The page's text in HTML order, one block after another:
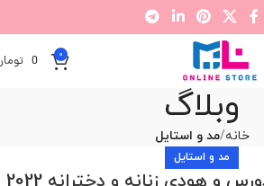
0
0
وبلاگ
خانه مد و استایل
مد و استایل